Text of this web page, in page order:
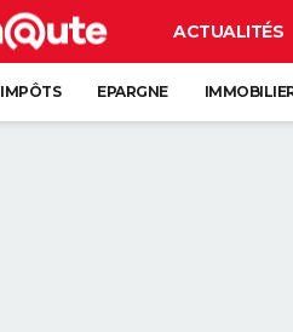
ACTUALITÉS
IMPÔTS EPARGNE